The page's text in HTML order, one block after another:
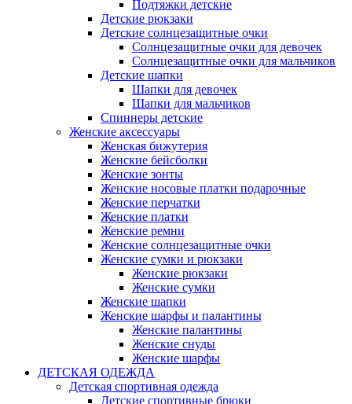
Подтяжки детские
Детские рюкзаки
Детские солнцезащитные очки
Солнцезащитные очки для девочек
Солнцезащитные очки для мальчиков
Детские шапки
Шапки для девочек
Шапки для мальчиков
Спиннеры детские
Женские аксессуары
Женская бижутерия
Женские бейсболки
Женские зонты
Женские носовые платки подарочные
Женские перчатки
Женские платки
Женские ремни
Женские солнцезащитные очки
Женские сумки и рюкзаки
Женские рюкзаки
Женские сумки
Женские шапки
Женские шарфы и палантины
Женские палантины
Женские снуды
Женские шарфы
ДЕТСКАЯ ОДЕЖДА
Детская спортивная одежда
Детские спортивные брюки